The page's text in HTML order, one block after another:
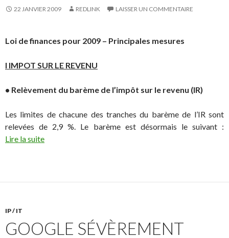
22 JANVIER 2009 REDLINK LAISSER UN COMMENTAIRE
Loi de finances pour 2009 – Principales mesures
I IMPOT SUR LE REVENU
• Relèvement du barème de l’impôt sur le revenu (IR)
Les limites de chacune des tranches du barème de l’IR sont
relevées de 2,9 %. Le barème est désormais le suivant :
Lire la suite
IP / IT
GOOGLE SÉVÈREMENT